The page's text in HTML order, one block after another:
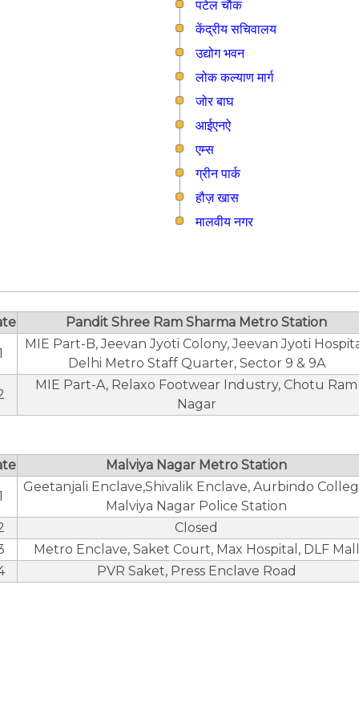
पटेल चौक
केंद्रीय सचिवालय
उद्योग भवन
लोक कल्याण मार्ग
जोर बाघ
आईएनऐ
एम्स
ग्रीन पार्क
हौज़ खास
मालवीय नगर
Pandit Shree Ram Sharma Metro Station
MIE Part-B, Jeevan Jyoti Colony, Jeevan Jyoti
Delhi Metro Staff Quarter, Sector 9 & 9A
MIE Part-A, Relaxo Footwear Industry, Chotu Ram
Nagar
Malviya Nagar Metro Station
Geetanjali Enclave,Shivalik Enclave, Aurbindo
Malviya Nagar Police Station
Closed
Metro Enclave, Saket Court, Max Hospital, DLF Mall
PVR Saket, Press Enclave Road